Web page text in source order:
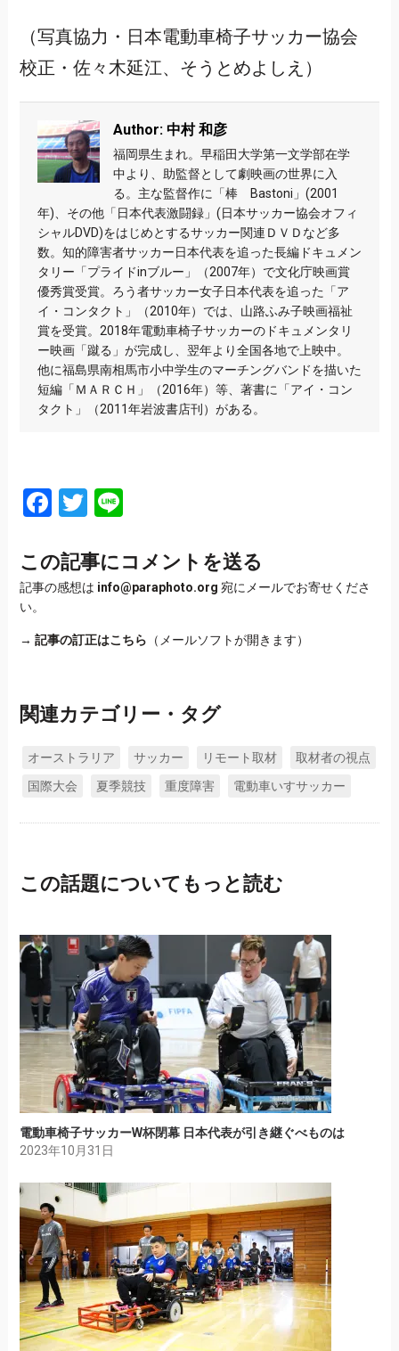
（写真協力・日本電動車椅子サッカー協会
校正・佐々木延江、そうとめよしえ）
Author: 中村 和彦
福岡県生まれ。早稲田大学第一文学部在学
中より、助監督として劇映画の世界に入
る。主な監督作に「棒 Bastoni」(2001
年)、その他「日本代表激闘録」(日本サッカー協会オフィ
シャルDVD)をはじめとするサッカー関連ＤＶＤなど多
数。知的障害者サッカー日本代表を追った長編ドキュメン
タリー「プライドinブルー」（2007年）で文化庁映画賞
優秀賞受賞。ろう者サッカー女子日本代表を追った「ア
イ・コンタクト」（2010年）では、山路ふみ子映画福祉
賞を受賞。2018年電動車椅子サッカーのドキュメンタリ
ー映画「蹴る」が完成し、翌年より全国各地で上映中。
他に福島県南相馬市小中学生のマーチングバンドを描いた
短編「ＭＡＲＣＨ」（2016年）等、著書に「アイ・コン
タクト」（2011年岩波書店刊）がある。
Facebook
Twitter
Line
この記事にコメントを送る
記事の感想は info@paraphoto.org 宛にメールでお寄せくださ
い。
→ 記事の訂正はこちら （メールソフトが開きます）
関連カテゴリー・タグ
オーストラリア サッカー リモート取材
取材者の視点
国際大会
夏季競技 重度障害 電動車いすサッカー
この話題についてもっと読む
電動車椅子サッカーW杯閉幕 日本代表が引き継ぐべものは
2023年10月31日